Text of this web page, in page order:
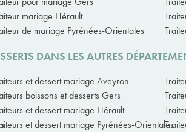
mariage Hérault
de mariage Pyrénées-Orientales
DANS LES AUTRES
et dessert mariage Aveyron
boissons et desserts Gers
et dessert mariage Hérault
et dessert mariage Pyrénées-Orientales